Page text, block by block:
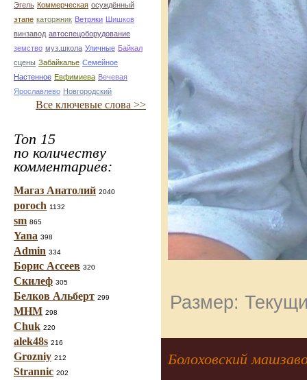
Эгель Коммерческая осуждённый
этапе каторжник Ветряки Шишков
винзавод автоспецоборудование
земство муз.школа Уличные Байкал
сцены Забайкалье Семейное
Настенное Евфимиева Вечевая
Ярославлево Новгородский
Все ключевые слова >>
Топ 15
по количеству
комментариев:
Магаз Анатолий 2040
poroch 1132
sm 865
Yana 398
Admin 334
Борис Ассеев 320
Скилеф 305
Белков Альберт 299
МНМ 298
Chuk 220
alek48s 216
Grozniy 212
Strannic 202
Размер:
Болоховский